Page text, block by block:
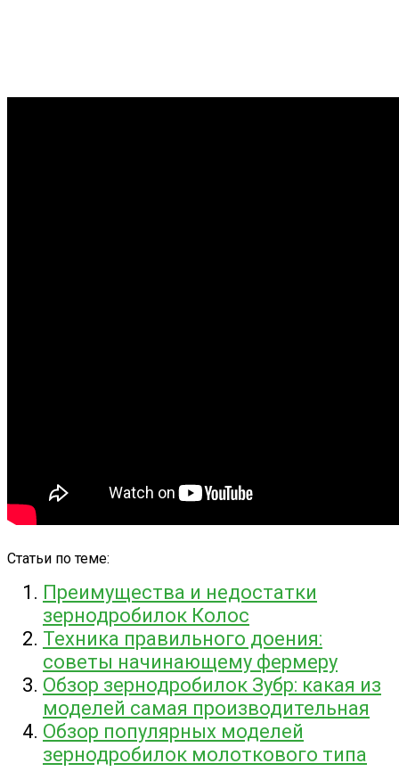
Статьи по теме:
Преимущества и недостатки
зернодробилок Колос
Техника правильного доения:
советы начинающему фермеру
Обзор зернодробилок Зубр: какая из
моделей самая производительная
Обзор популярных моделей
зернодробилок молоткового типа